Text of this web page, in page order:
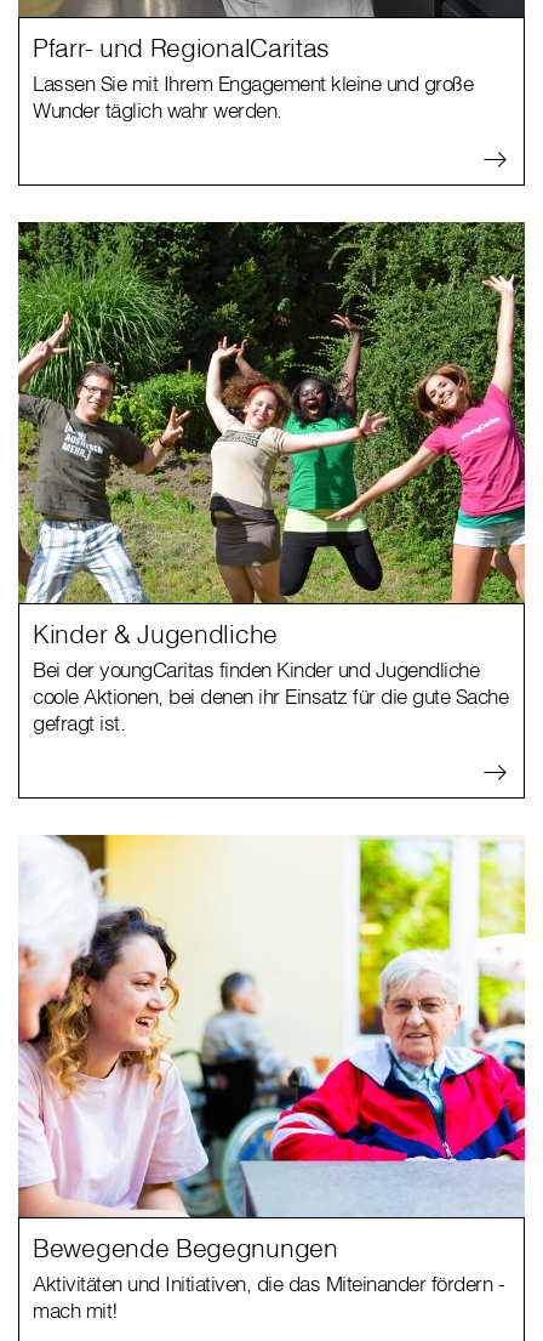
Pfarr- und RegionalCaritas
Lassen Sie mit Ihrem Engagement kleine und große
Wunder täglich wahr werden.
Kinder & Jugendliche
Bei der youngCaritas finden Kinder und Jugendliche
coole Aktionen, bei denen ihr Einsatz für die gute Sache
gefragt ist.
Bewegende Begegnungen
Aktivitäten und Initiativen, die das Miteinander fördern -
mach mit!